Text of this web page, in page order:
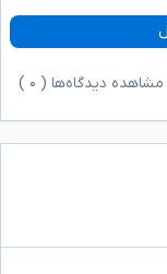
مشاهده دیدگاه‌ها ( ۰